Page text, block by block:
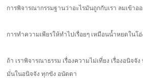
การพิจารณากรรมฐานว่าอะไรมันถูกกับเรา ลมเข้า
การทำความเพียรให้ทำไปเรื่อยๆ เหมือนน้ำหยดในโ
ถ้า เราพิจารณาธรรม เรื่องความไม่เที่ยง เรื่องอนิจ
มั่นในอนิจจัง ทุกขัง อนัตตา